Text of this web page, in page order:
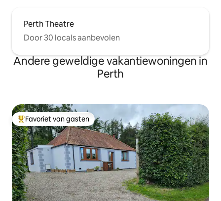
Perth Theatre
Door 30 locals aanbevolen
Andere geweldige vakantiewoningen in
Perth
Topfavoriet van gasten
Favoriet van gasten